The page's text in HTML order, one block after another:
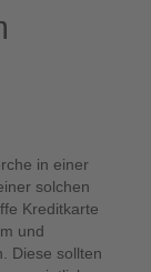
in einer
solchen
Kreditkarte
und
Diese sollten